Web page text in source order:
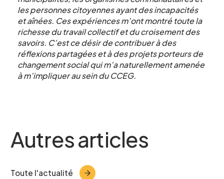
les personnes citoyennes ayant des incapacités
et aînées. Ces expériences m’ont montré toute la
richesse du travail collectif et du croisement des
savoirs. C’est ce désir de contribuer à des
réflexions partagées et à des projets porteurs de
changement social qui m’a naturellement amenée
à m’impliquer au sein du CCEG.
Autres articles
Toute l'actualité
essais. Écrivez-nous ci-dessous pour nous
faire connaître votre intérêt.
Nom*
Courriel*